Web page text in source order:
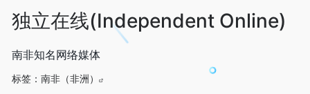
独立在线(Independent Online)
南非知名网络媒体
标签： 南非（非洲）